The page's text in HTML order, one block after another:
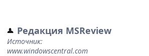
Редакция MSReview
Источник:
www.windowscentral.com